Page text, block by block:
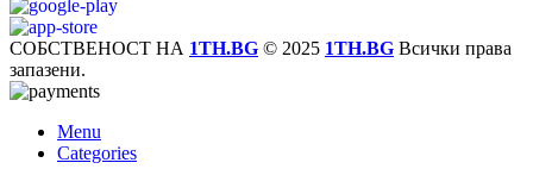
СОБСТВЕНОСТ НА 1TH.BG © 2025 1TH.BG Всички права
запазени.
Menu
Categories